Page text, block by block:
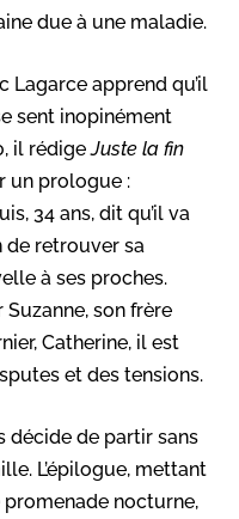
due à une maladie.
Lagarce apprend qu’il
sent inopinément
il rédigeJuste la fin
un prologue :
34 ans, dit qu’il va
de retrouver sa
à ses proches.
son frère
Catherine, il est
et des tensions.
décide de partir sans
L’épilogue, mettant
promenade nocturne,